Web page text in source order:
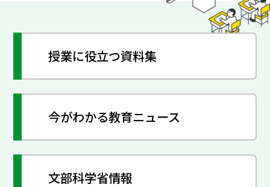
授業に役立つ資料集
今がわかる教育ニュース
文部科学省情報